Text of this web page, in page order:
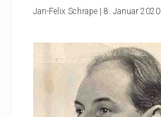
Jan-Felix Schrape | 8. Januar 2020